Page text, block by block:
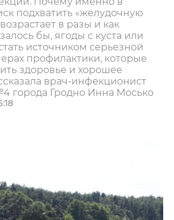
подхватить «желудочную
в разы и как
бы, ягоды с куста или
источником серьезной
профилактики, которые
здоровье и хорошее
врач-инфекционист
города Гродно Инна Мосько